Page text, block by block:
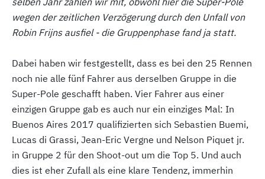
wegen der zeitlichen Verzögerung durch den Unfall von
Robin Frijns ausfiel - die Gruppenphase fand ja statt.
Dabei haben wir festgestellt, dass es bei den 25 Rennen
noch nie alle fünf Fahrer aus derselben Gruppe in die
Super-Pole geschafft haben. Vier Fahrer aus einer
einzigen Gruppe gab es auch nur ein einziges Mal: In
Buenos Aires 2017 qualifizierten sich Sebastien Buemi,
Lucas di Grassi, Jean-Eric Vergne und Nelson Piquet jr.
in Gruppe 2 für den Shoot-out um die Top 5. Und auch
dies ist eher Zufall als eine klare Tendenz, immerhin